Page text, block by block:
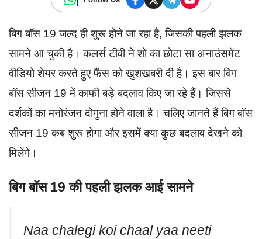
बिग बॉस 19 जल्द ही शुरू होने जा रहा है, जिसकी पहली झलक
सामने आ चुकी है। कलर्स टीवी ने शो का छोटा सा अनाउंसमेंट
वीडियो शेयर करते हुए फैंस को खुशखबरी दी है। इस बार बिग
बॉस सीजन 19 में काफी बड़े बदलाव किए जा रहे हैं। जिससे
दर्शकों का मनोरंजन दोगुना होने वाला है। चलिए जानते हैं बिग बॉस
सीजन 19 कब शुरू होगा और इसमें क्या कुछ बदलाव देखने को
मिलेंगे।
बिग बॉस 19 की पहली झलक आई सामने
Naa chalegi koi chaal yaa neeti